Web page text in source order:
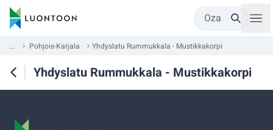
Oza
... Pohjois-Karjala Yhdyslatu Rummukkala - Mustikkakorpi
Yhdyslatu Rummukkala - Mustikkakorpi